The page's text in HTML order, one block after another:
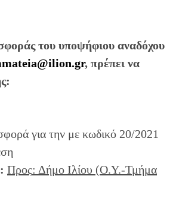
του υποψήφιου αναδόχου
, πρέπει να
για την με κωδικό 20/2021
: Προς: Δήμο Ιλίου (Ο.Υ.-Τμήμα